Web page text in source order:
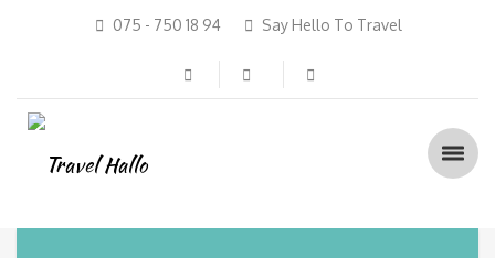
075 - 750 18 94 Say Hello To Travel